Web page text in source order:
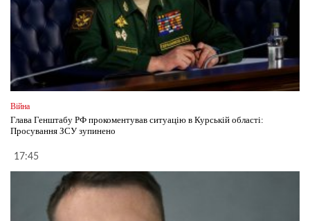
Війна
Глава Генштабу РФ прокоментував ситуацію в Курській області:
Просування ЗСУ зупинено
17:45